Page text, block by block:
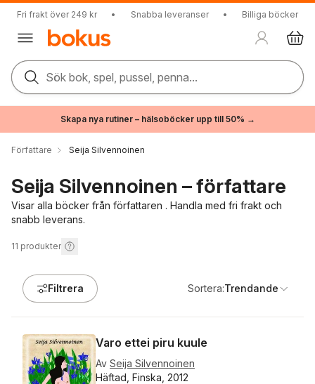
Fri frakt över 249 kr • Snabba leveranser • Billiga böcker
Sök bok, spel, pussel, penna...
Skapa nya rutiner – hälsoböcker upp till 50% →
Författare Seija Silvennoinen
Seija Silvennoinen – författare
Visar alla böcker från författaren . Handla med fri frakt och
snabb leverans.
11 produkter
Filtrera Sortera:Trendande
Varo ettei piru kuule
Av Seija Silvennoinen
Häftad, Finska, 2012